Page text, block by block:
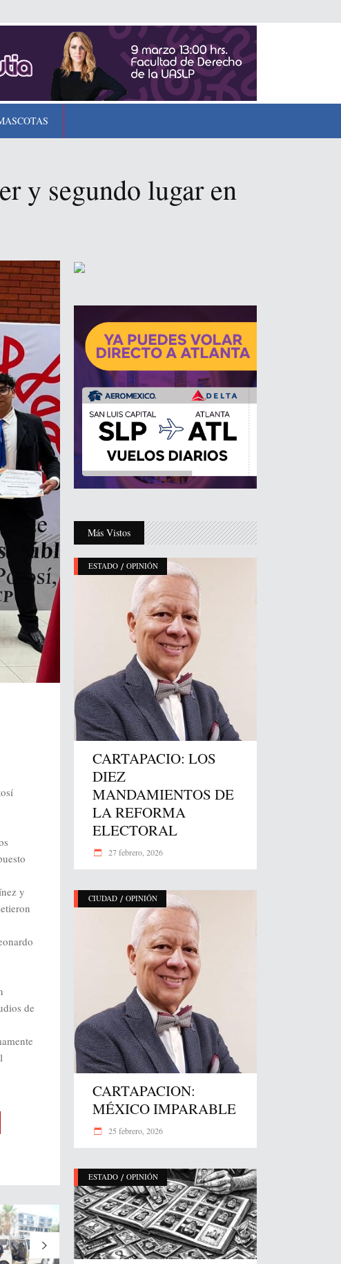
y segundo lugar en
y
de
Más Vistos
ESTADO / OPINIÓN
CARTAPACIO: LOS
DIEZ
MANDAMIENTOS DE
LA REFORMA
ELECTORAL
27 febrero, 2026
CIUDAD / OPINIÓN
CARTAPACION:
MÉXICO IMPARABLE
25 febrero, 2026
ESTADO / OPINIÓN